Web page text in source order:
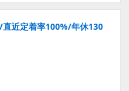
近定着率100%/年休130